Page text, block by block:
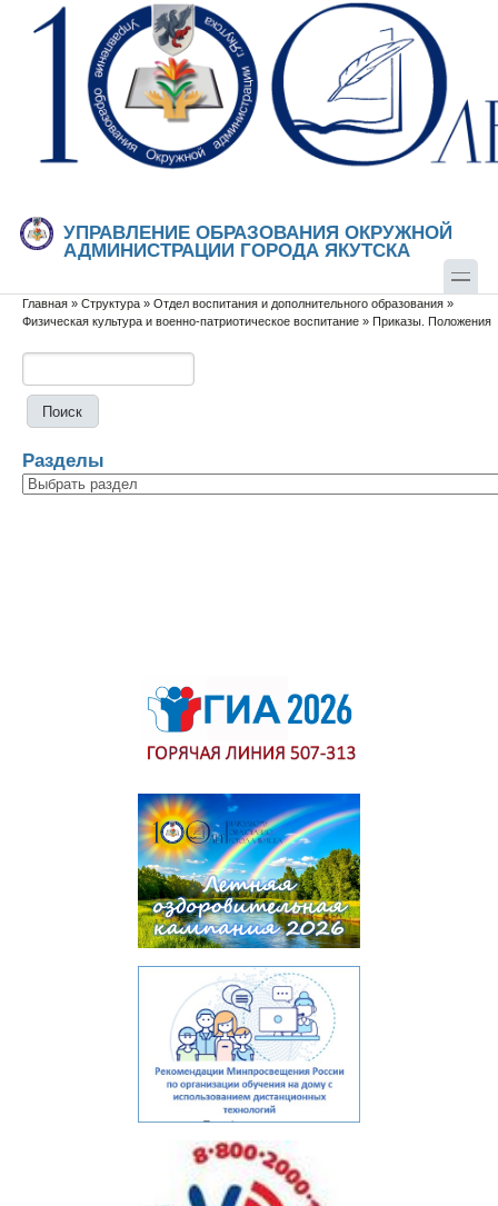
Перейти к основному содержанию
Skip to search
УПРАВЛЕНИЕ ОБРАЗОВАНИЯ ОКРУЖНОЙ
АДМИНИСТРАЦИИ ГОРОДА ЯКУТСКА
Вы здесь
Главная » Структура » Отдел воспитания и дополнительного образования »
Физическая культура и военно-патриотическое воспитание » Приказы. Положения
Разделы